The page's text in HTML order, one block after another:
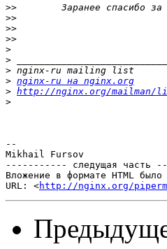
>>
>>
>>
>>
>
>
>
> nginx-ru на nginx.org
> http://nginx.org/mailman/
>
--
Mikhail Fursov
----------- следущая часть
Вложение в формате HTML
URL: <http://nginx.org/